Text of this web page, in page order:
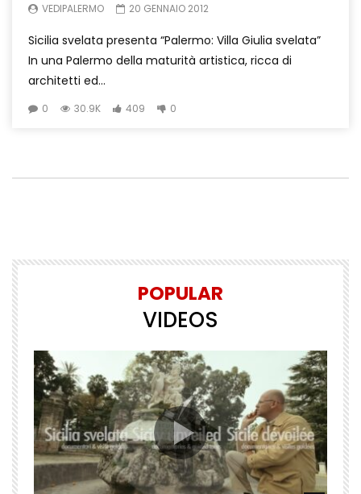
VEDIPALERMO 20 GENNAIO 2012
Sicilia svelata presenta “Palermo: Villa Giulia svelata”
In una Palermo della maturità artistica, ricca di
architetti ed...
0 30.9K 409 0
POPULAR
VIDEOS